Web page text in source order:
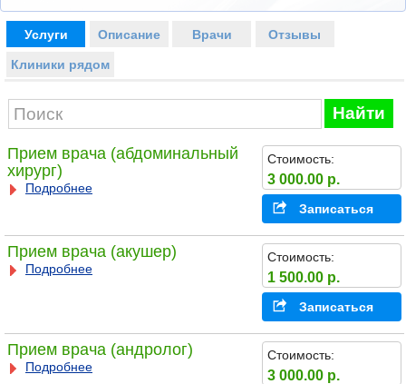
Услуги Описание Врачи Отзывы
Клиники рядом
Найти
Прием врача (абдоминальный
хирург)
Подробнее
Стоимость:
3 000.00 р.
Записаться
Прием врача (акушер)
Подробнее
Стоимость:
1 500.00 р.
Записаться
Прием врача (андролог)
Подробнее
Стоимость:
3 000.00 р.